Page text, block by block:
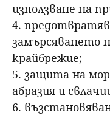
използване на
4.
замърсяването
крайбрежие;
5. защита на
абразия и
6.